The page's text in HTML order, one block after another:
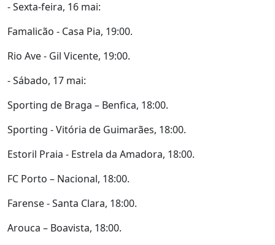
- Sexta-feira, 16 mai:
Famalicão - Casa Pia, 19:00.
Rio Ave - Gil Vicente, 19:00.
- Sábado, 17 mai:
Sporting de Braga – Benfica, 18:00.
Sporting - Vitória de Guimarães, 18:00.
Estoril Praia - Estrela da Amadora, 18:00.
FC Porto – Nacional, 18:00.
Farense - Santa Clara, 18:00.
Arouca – Boavista, 18:00.